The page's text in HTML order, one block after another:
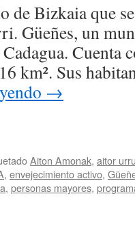
de Bizkaia que
Güeñes, un
Cuenta
km². Sus
→
Aiton Amonak, aitor
, envejecimiento activo,
, personas mayores,